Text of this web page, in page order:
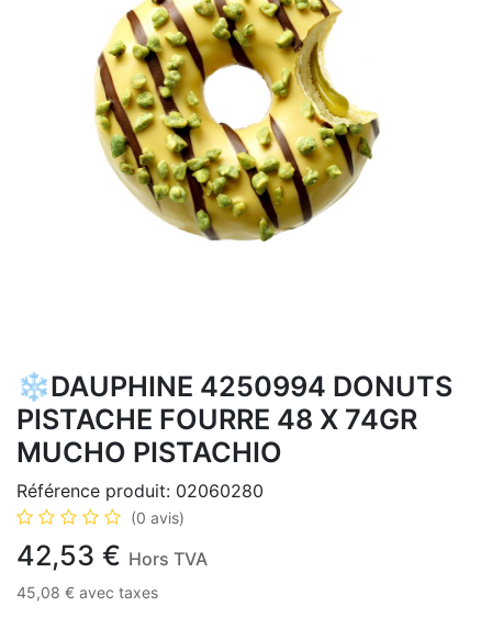
❄️DAUPHINE 4250994 DONUTS
PISTACHE FOURRE 48 X 74GR
MUCHO PISTACHIO
Référence produit: 02060280
(0 avis)
42,53 € Hors TVA
45,08 € avec taxes